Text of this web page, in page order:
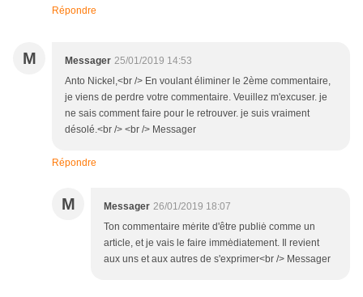
Répondre
M Messager 25/01/2019 14:53
Anto Nickel,<br /> En voulant éliminer le 2ème commentaire,
je viens de perdre votre commentaire. Veuillez m'excuser. je
ne sais comment faire pour le retrouver. je suis vraiment
désolé.<br /> <br /> Messager
Répondre
M Messager 26/01/2019 18:07
Ton commentaire mėrite d'être publiė comme un
article, et je vais le faire immėdiatement. Il revient
aux uns et aux autres de s'exprimer<br /> Messager